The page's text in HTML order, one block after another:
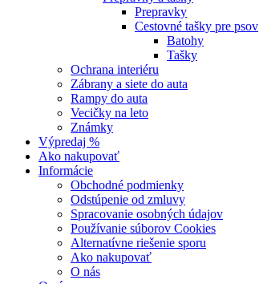
Prepravky
Cestovné tašky pre psov
Batohy
Tašky
Ochrana interiéru
Zábrany a siete do auta
Rampy do auta
Vecičky na leto
Známky
Výpredaj %
Ako nakupovať
Informácie
Obchodné podmienky
Odstúpenie od zmluvy
Spracovanie osobných údajov
Používanie súborov Cookies
Alternatívne riešenie sporu
Ako nakupovať
O nás